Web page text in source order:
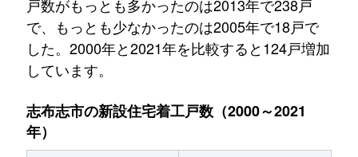
戸数がもっとも多かったのは2013年で238戸
で、もっとも少なかったのは2005年で18戸で
した。2000年と2021年を比較すると124戸増加
しています。
志布志市の新設住宅着工戸数（2000～2021
年）